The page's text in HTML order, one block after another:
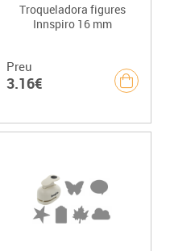
Troqueladora figures
Innspiro 16 mm
Preu
3.16€